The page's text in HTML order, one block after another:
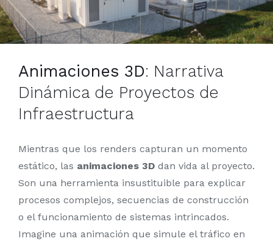
Animaciones 3D: Narrativa
Dinámica de Proyectos de
Infraestructura
Mientras que los renders capturan un momento
estático, las animaciones 3D dan vida al proyecto.
Son una herramienta insustituible para explicar
procesos complejos, secuencias de construcción
o el funcionamiento de sistemas intrincados.
Imagine una animación que simule el tráfico en